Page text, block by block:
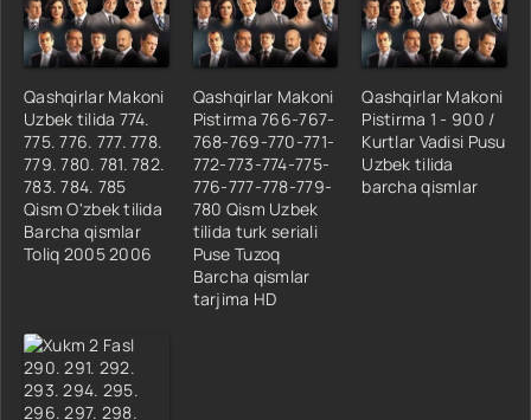
Qashqirlar Makoni
Uzbek tilida 774.
775. 776. 777. 778.
779. 780. 781. 782.
783. 784. 785
Qism O'zbek tilida
Barcha qismlar
Toliq 2005 2006
Qashqirlar Makoni
Pistirma 766-767-
768-769-770-771-
772-773-774-775-
776-777-778-779-
780 Qism Uzbek
tilida turk seriali
Puse Tuzoq
Barcha qismlar
tarjima HD
Qashqirlar Makoni
Pistirma 1 - 900 /
Kurtlar Vadisi Pusu
Uzbek tilida
barcha qismlar